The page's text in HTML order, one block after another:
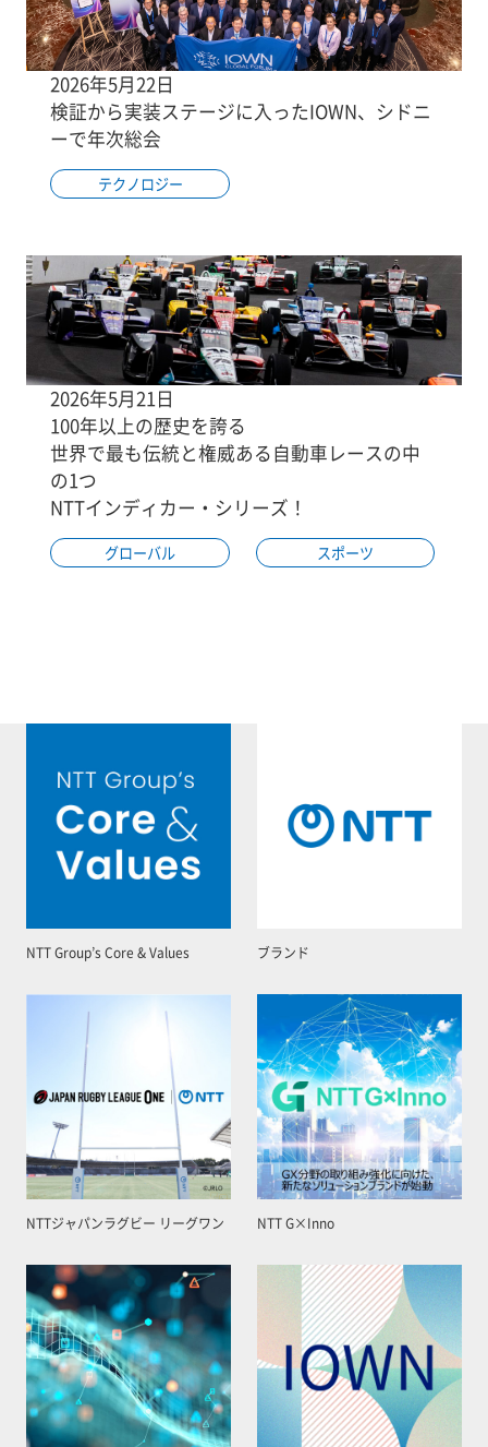
2026年5月22日
検証から実装ステージに入ったIOWN、シドニ
ーで年次総会
テクノロジー
2026年5月21日
100年以上の歴史を誇る
世界で最も伝統と権威ある自動車レースの中
の1つ
NTTインディカー・シリーズ！
グローバル スポーツ
NTT Group’s Core & Values ブランド
NTTジャパンラグビー リーグワン NTT G×Inno